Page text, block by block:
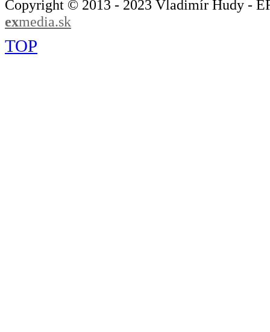
Copyright © 2013 - 2023 Vladimír Hudy -
exmedia.sk
TOP